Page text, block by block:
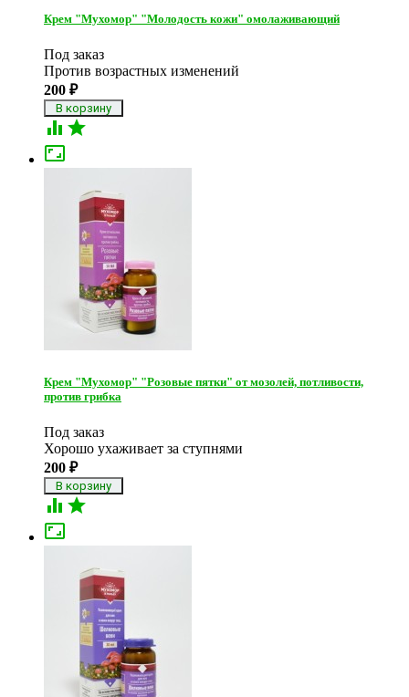
Крем "Мухомор" "Молодость кожи" омолаживающий
Под заказ
Против возрастных изменений
200 ₽
 

Крем "Мухомор" "Розовые пятки" от мозолей, потливости,
против грибка
Под заказ
Хорошо ухаживает за ступнями
200 ₽
 
